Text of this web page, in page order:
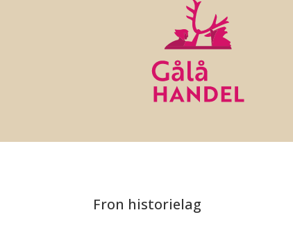
Fron historielag